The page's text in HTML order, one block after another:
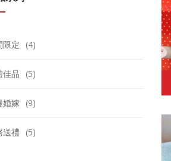
限定 (4)
佳品 (5)
婚嫁 (9)
送禮 (5)